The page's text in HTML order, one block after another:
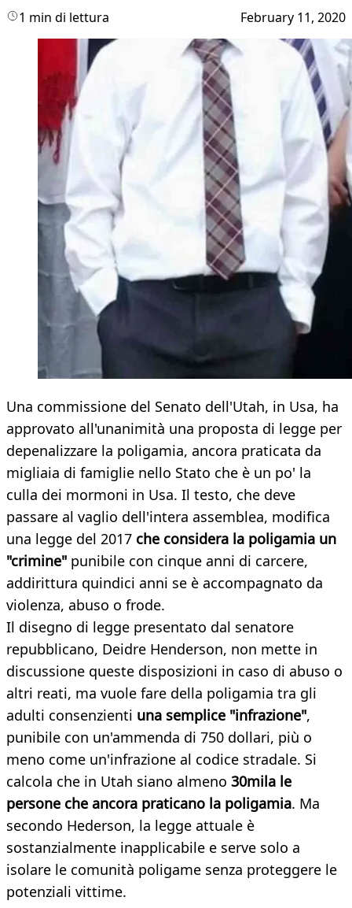
1 min di lettura February 11, 2020
Una commissione del Senato dell'Utah, in Usa, ha
approvato all'unanimità una proposta di legge per
depenalizzare la poligamia, ancora praticata da
migliaia di famiglie nello Stato che è un po' la
culla dei mormoni in Usa. Il testo, che deve
passare al vaglio dell'intera assemblea, modifica
una legge del 2017 che considera la poligamia un
"crimine" punibile con cinque anni di carcere,
addirittura quindici anni se è accompagnato da
violenza, abuso o frode.
Il disegno di legge presentato dal senatore
repubblicano, Deidre Henderson, non mette in
discussione queste disposizioni in caso di abuso o
altri reati, ma vuole fare della poligamia tra gli
adulti consenzienti una semplice "infrazione",
punibile con un'ammenda di 750 dollari, più o
meno come un'infrazione al codice stradale. Si
calcola che in Utah siano almeno 30mila le
persone che ancora praticano la poligamia. Ma
secondo Hederson, la legge attuale è
sostanzialmente inapplicabile e serve solo a
isolare le comunità poligame senza proteggere le
potenziali vittime.